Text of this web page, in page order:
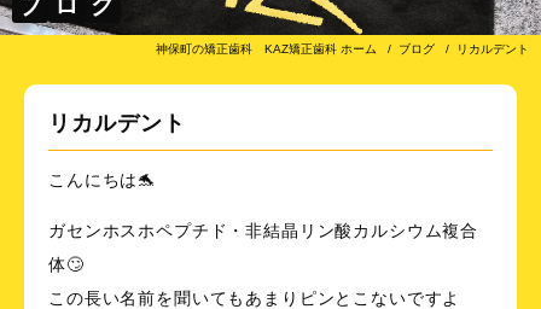
神保町の矯正歯科 KAZ矯正歯科 ホーム ブログ リカルデント
リカルデント
こんにちは🐬
ガセンホスホペプチド・非結晶リン酸カルシウム複合
体🙄
この長い名前を聞いてもあまりピンとこないですよ
その他